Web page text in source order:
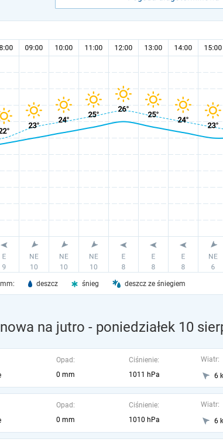
deszcz śnieg deszcz ze śniegiem
na jutro - poniedziałek 10
Opad:
0 mm
Ciśnienie:
1011 hPa
Wiatr:
6
Opad:
0 mm
Ciśnienie:
1010 hPa
Wiatr:
6